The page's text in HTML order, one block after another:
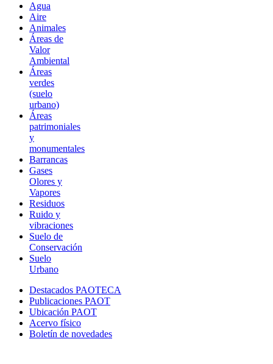
Agua
Aire
Animales
Áreas de
Valor
Ambiental
Áreas
verdes
(suelo
urbano)
Áreas
patrimoniales
y
monumentales
Barrancas
Gases
Olores y
Vapores
Residuos
Ruido y
vibraciones
Suelo de
Conservación
Suelo
Urbano
Destacados PAOTECA
Publicaciones PAOT
Ubicación PAOT
Acervo físico
Boletín de novedades